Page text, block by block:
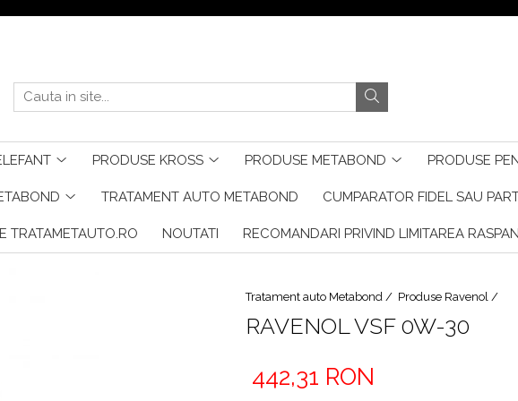
PRODUSE KROSS PRODUSE METABOND PRODUSE
TRATAMENT AUTO METABOND CUMPARATOR FIDEL SAU
TRATAMETAUTO.RO NOUTATI RECOMANDARI PRIVIND LIMITAREA
Tratament auto Metabond / Produse Ravenol /
RAVENOL VSF 0W-30
442,31 RON